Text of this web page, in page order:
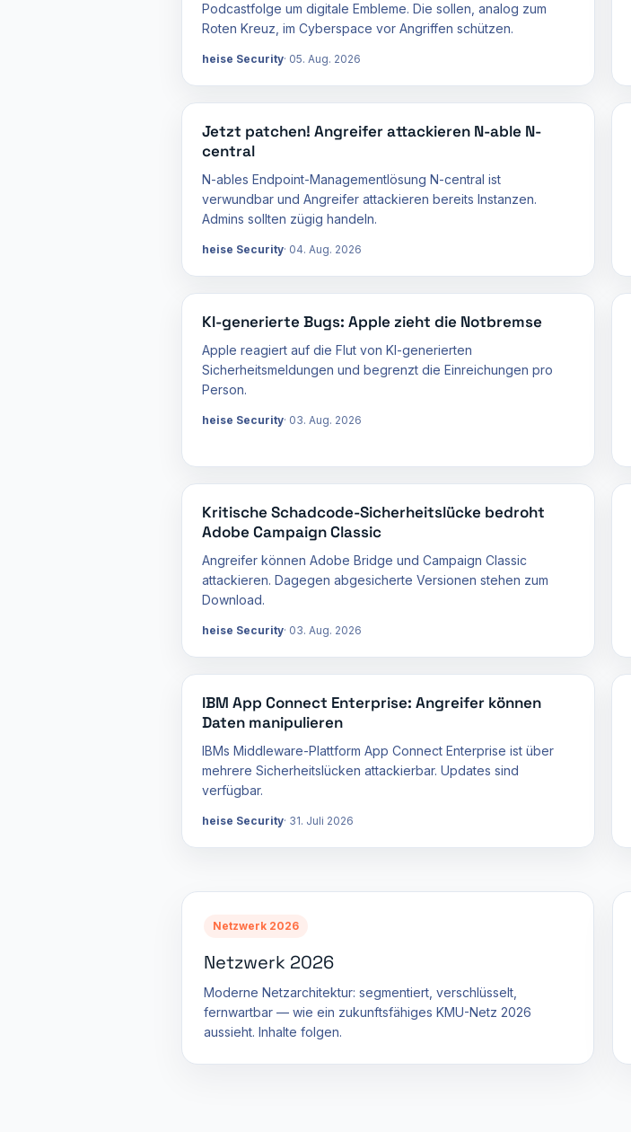
Podcastfolge um digitale Embleme. Die sollen, analog zum
Roten Kreuz, im Cyberspace vor Angriffen schützen.
heise Security 05. Aug. 2026
Jetzt patchen! Angreifer attackieren N-able N-
central
N-ables Endpoint-Managementlösung N-central ist
verwundbar und Angreifer attackieren bereits Instanzen.
Admins sollten zügig handeln.
heise Security 04. Aug. 2026
KI-generierte Bugs: Apple zieht die Notbremse
Apple reagiert auf die Flut von KI-generierten
Sicherheitsmeldungen und begrenzt die Einreichungen pro
Person.
heise Security 03. Aug. 2026
Kritische Schadcode-Sicherheitslücke bedroht
Adobe Campaign Classic
Angreifer können Adobe Bridge und Campaign Classic
attackieren. Dagegen abgesicherte Versionen stehen zum
Download.
heise Security 03. Aug. 2026
IBM App Connect Enterprise: Angreifer können
Daten manipulieren
IBMs Middleware-Plattform App Connect Enterprise ist über
mehrere Sicherheitslücken attackierbar. Updates sind
verfügbar.
heise Security 31. Juli 2026
Netzwerk 2026
Netzwerk 2026
Moderne Netzarchitektur: segmentiert, verschlüsselt,
fernwartbar — wie ein zukunftsfähiges KMU-Netz 2026
aussieht. Inhalte folgen.